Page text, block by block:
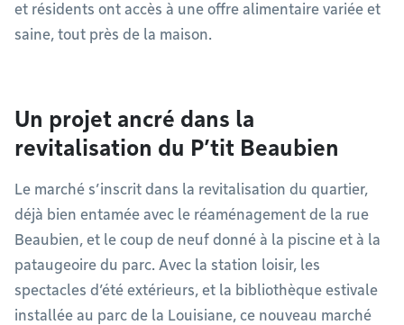
et résidents ont accès à une offre alimentaire variée et
saine, tout près de la maison.
Un projet ancré dans la
revitalisation du P’tit Beaubien
Le marché s’inscrit dans la revitalisation du quartier,
déjà bien entamée avec le réaménagement de la rue
Beaubien, et le coup de neuf donné à la piscine et à la
pataugeoire du parc. Avec la station loisir, les
spectacles d’été extérieurs, et la bibliothèque estivale
installée au parc de la Louisiane, ce nouveau marché